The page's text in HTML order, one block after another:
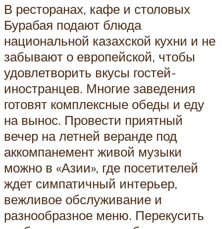
В ресторанах, кафе и столовых
Бурабая подают блюда
национальной казахской кухни и не
забывают о европейской, чтобы
удовлетворить вкусы гостей-
иностранцев. Многие заведения
готовят комплексные обеды и еду
на вынос. Провести приятный
вечер на летней веранде под
аккомпанемент живой музыки
можно в «Азии», где посетителей
ждет симпатичный интерьер,
вежливое обслуживание и
разнообразное меню. Перекусить